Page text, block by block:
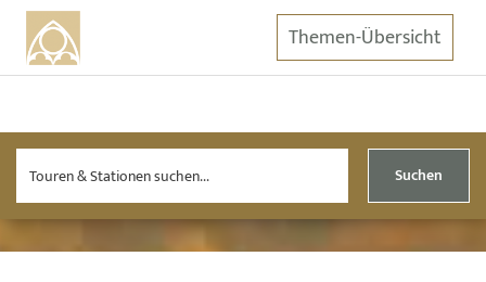
Themen-Übersicht
Suchen